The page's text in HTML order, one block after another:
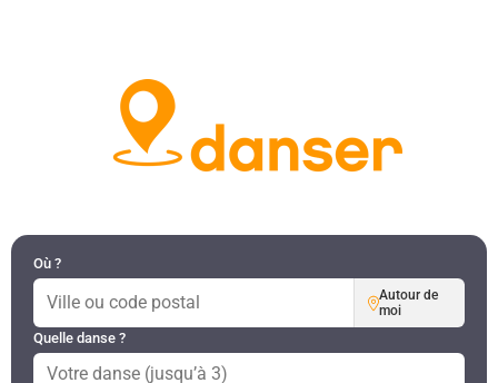
Où ?
Autour de
moi
Quelle danse ?